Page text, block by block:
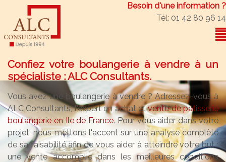
Besoin d'une information ?
Tél: 01 42 80 96 14
Confiez votre boulangerie à vendre à un
spécialiste : ALC Consultants.
Vous avez une boulangerie à vendre ? Adressez-vous à
ALC Consultants, l'expert en achat etvente de pâtisserie
boulangerie en Ile de France. Pour vous aider dans votre
projet, nous mettons l'accent sur une analyse complète
de sa faisabilité afin de vous aider à atteindre votre but :
une vente accomplie dans les meilleures conditions